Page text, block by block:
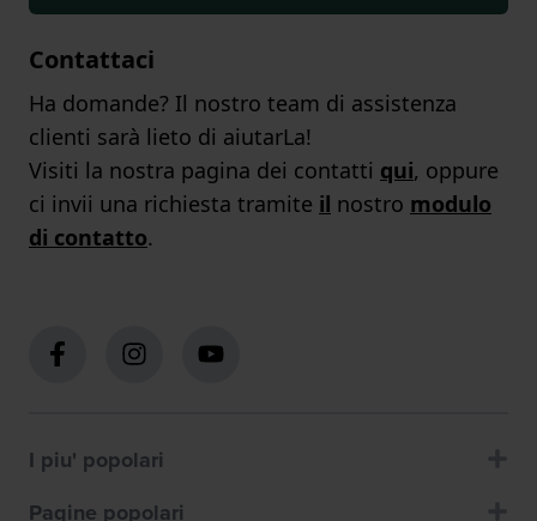
Contattaci
Ha domande? Il nostro team di assistenza
clienti sarà lieto di aiutarLa!
Visiti la nostra pagina dei contatti qui, oppure
ci invii una richiesta tramite il nostro modulo
di contatto.
I piu' popolari
Pagine popolari